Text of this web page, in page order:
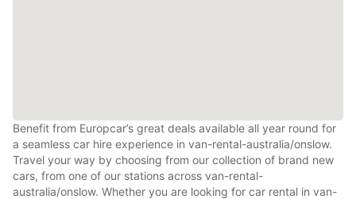
Benefit from Europcar’s great deals available all year round for
a seamless car hire experience in van-rental-australia/onslow.
Travel your way by choosing from our collection of brand new
cars, from one of our stations across van-rental-
australia/onslow. Whether you are looking for car rental in van-